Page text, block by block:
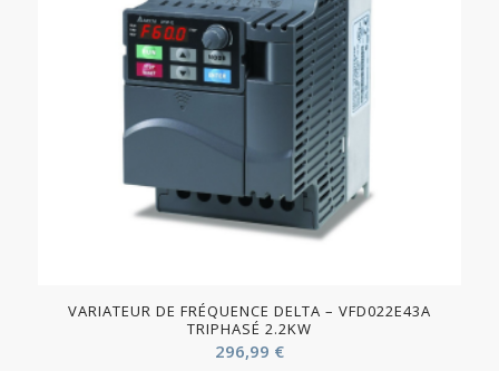
VARIATEUR DE FRÉQUENCE DELTA – VFD022E43A
TRIPHASÉ 2.2KW
296,99 €